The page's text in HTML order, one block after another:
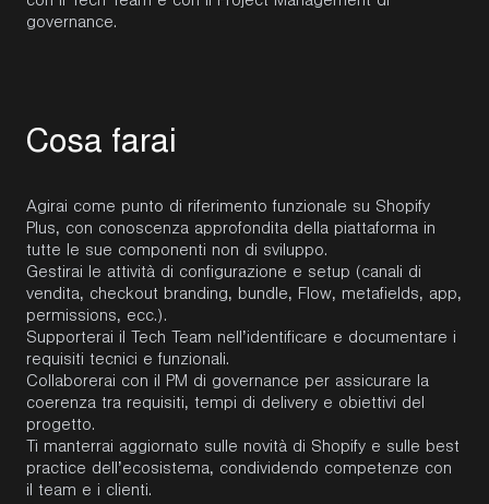
governance.
Cosa farai
Agirai come punto di riferimento funzionale su Shopify
Plus, con conoscenza approfondita della piattaforma in
tutte le sue componenti non di sviluppo.
Gestirai le attività di configurazione e setup (canali di
vendita, checkout branding, bundle, Flow, metafields, app,
permissions, ecc.).
Supporterai il Tech Team nell’identificare e documentare i
requisiti tecnici e funzionali.
Collaborerai con il PM di governance per assicurare la
coerenza tra requisiti, tempi di delivery e obiettivi del
progetto.
Ti manterrai aggiornato sulle novità di Shopify e sulle best
practice dell’ecosistema, condividendo competenze con
il team e i clienti.